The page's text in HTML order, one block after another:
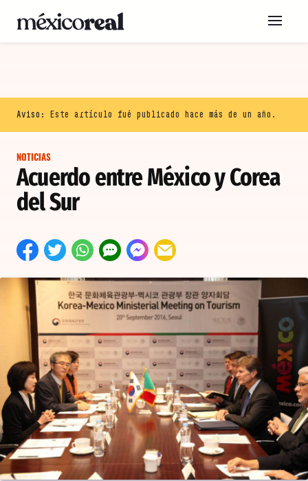
Aviso: Este artículo fué publicado hace más de un año.
NOTICIAS
Acuerdo entre México y Corea
del Sur